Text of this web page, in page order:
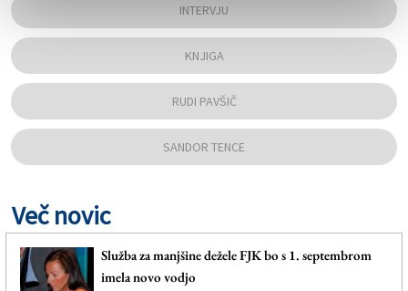
INTERVJU
KNJIGA
RUDI PAVŠIČ
SANDOR TENCE
Več novic
Služba za manjšine dežele FJK bo s 1. septembrom
imela novo vodjo